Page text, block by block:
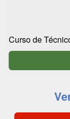
Curso de